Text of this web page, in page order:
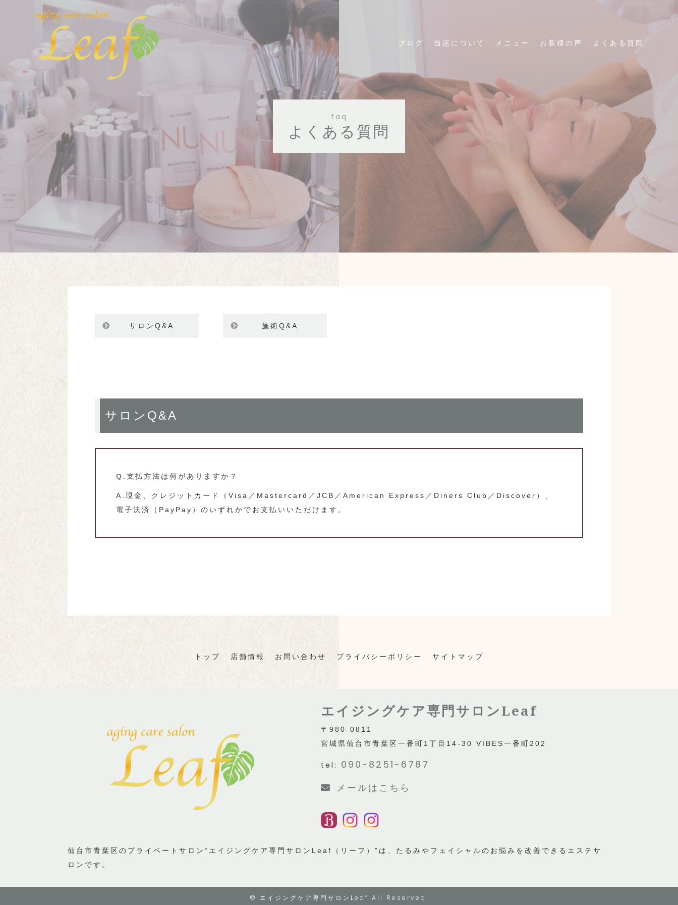
ブログ 当店について メニュー お客様の声 よくある質問
faq
よくある質問
サロンQ&A 施術Q&A
サロンQ&A
Q.支払方法は何がありますか？
A.現金、クレジットカード（Visa／Mastercard／JCB／American Express／Diners Club／Discover）、
電子決済（PayPay）のいずれかでお支払いいただけます。
トップ 店舗情報 お問い合わせ プライバシーポリシー サイトマップ
エイジングケア専門サロンLeaf
〒980-0811
宮城県仙台市青葉区一番町1丁目14-30 VIBES一番町202
tel: 090-8251-6787
メールはこちら
仙台市青葉区のプライベートサロン“エイジングケア専門サロンLeaf（リーフ）”は、たるみやフェイシャルのお悩みを改善できるエステサ
ロンです。
© エイジングケア専門サロンLeaf All Reserved.